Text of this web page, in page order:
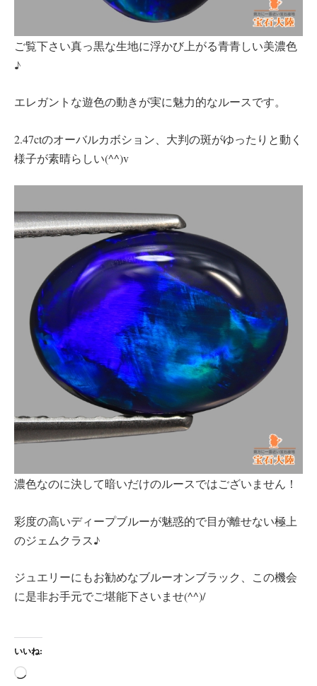
ご覧下さい真っ黒な生地に浮かび上がる青青しい美濃色
♪
エレガントな遊色の動きが実に魅力的なルースです。
2.47ctのオーバルカボション、大判の斑がゆったりと動く
様子が素晴らしい(^^)v
濃色なのに決して暗いだけのルースではございません！
彩度の高いディープブルーが魅惑的で目が離せない極上
のジェムクラス♪
ジュエリーにもお勧めなブルーオンブラック、この機会
に是非お手元でご堪能下さいませ(^^)/
いいね:
読